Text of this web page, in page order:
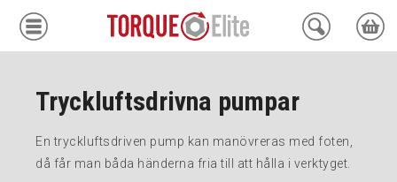
Moment
Hydraulik
Tryckluftsdrivna pumpar
En tryckluftsdriven pump kan manövreras med foten,
då får man båda händerna fria till att hålla i verktyget.